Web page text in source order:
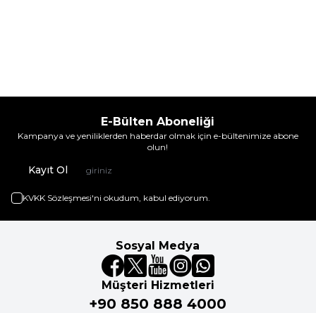
E-Bülten Aboneliği
Kampanya ve yeniliklerden haberdar olmak için e-bültenimize abone
olun!
Kayıt Ol
KVKK Sözleşmesi'ni okudum, kabul ediyorum.
Sosyal Medya
Müşteri Hizmetleri
+90 850 888 4000